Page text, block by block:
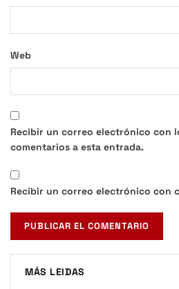
Web
Recibir un correo electrónico con
comentarios a esta entrada.
Recibir un correo electrónico con
MÁS LEIDAS